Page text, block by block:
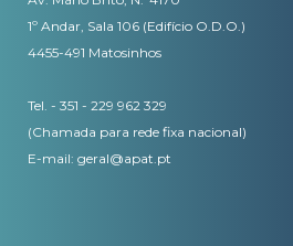
1º Andar, Sala 106 (Edifício O.D.O.)
4455-491 Matosinhos
Tel. - 351 - 229 962 329
(Chamada para rede fixa nacional)
E-mail: geral@apat.pt